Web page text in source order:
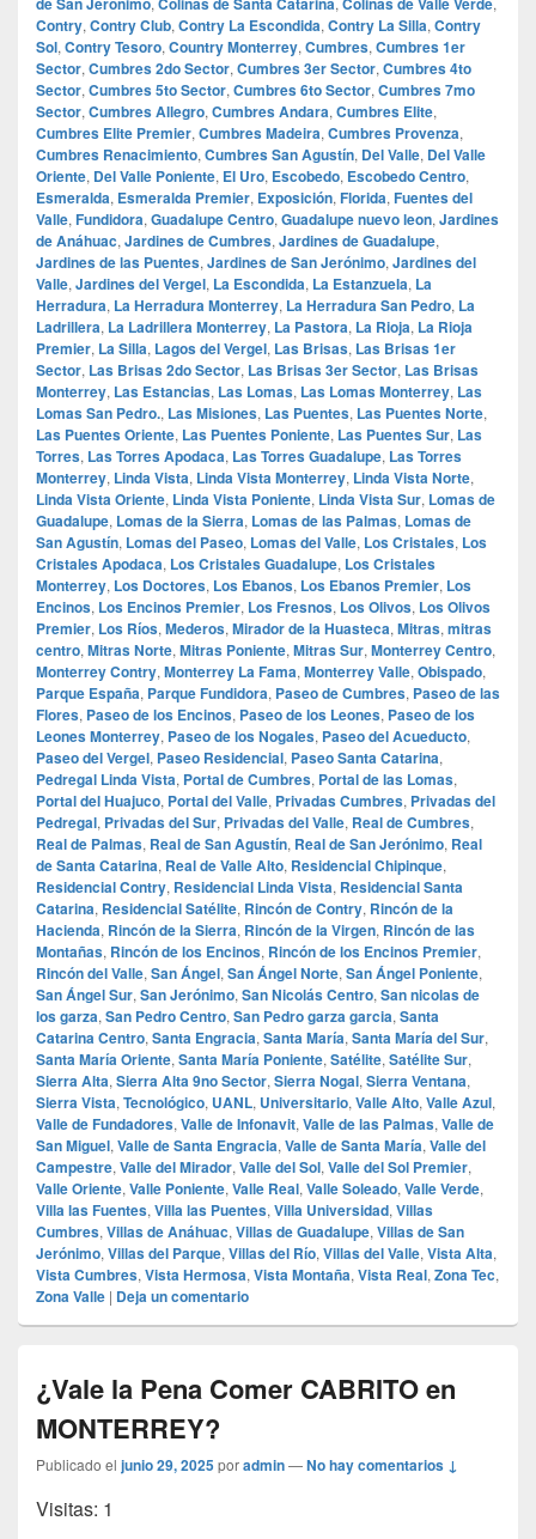
Contry, Contry Club, Contry La Escondida, Contry La Silla, Contry
Sol, Contry Tesoro, Country Monterrey, Cumbres, Cumbres 1er
Sector, Cumbres 2do Sector, Cumbres 3er Sector, Cumbres 4to
Sector, Cumbres 5to Sector, Cumbres 6to Sector, Cumbres 7mo
Sector, Cumbres Allegro, Cumbres Andara, Cumbres Elite,
Cumbres Elite Premier, Cumbres Madeira, Cumbres Provenza,
Cumbres Renacimiento, Cumbres San Agustín, Del Valle, Del Valle
Oriente, Del Valle Poniente, El Uro, Escobedo, Escobedo Centro,
Esmeralda, Esmeralda Premier, Exposición, Florida, Fuentes del
Valle, Fundidora, Guadalupe Centro, Guadalupe nuevo leon, Jardines
de Anáhuac, Jardines de Cumbres, Jardines de Guadalupe,
Jardines de las Puentes, Jardines de San Jerónimo, Jardines del
Valle, Jardines del Vergel, La Escondida, La Estanzuela, La
Herradura, La Herradura Monterrey, La Herradura San Pedro, La
Ladrillera, La Ladrillera Monterrey, La Pastora, La Rioja, La Rioja
Premier, La Silla, Lagos del Vergel, Las Brisas, Las Brisas 1er
Sector, Las Brisas 2do Sector, Las Brisas 3er Sector, Las Brisas
Monterrey, Las Estancias, Las Lomas, Las Lomas Monterrey, Las
Lomas San Pedro., Las Misiones, Las Puentes, Las Puentes Norte,
Las Puentes Oriente, Las Puentes Poniente, Las Puentes Sur, Las
Torres, Las Torres Apodaca, Las Torres Guadalupe, Las Torres
Monterrey, Linda Vista, Linda Vista Monterrey, Linda Vista Norte,
Linda Vista Oriente, Linda Vista Poniente, Linda Vista Sur, Lomas de
Guadalupe, Lomas de la Sierra, Lomas de las Palmas, Lomas de
San Agustín, Lomas del Paseo, Lomas del Valle, Los Cristales, Los
Cristales Apodaca, Los Cristales Guadalupe, Los Cristales
Monterrey, Los Doctores, Los Ebanos, Los Ebanos Premier, Los
Encinos, Los Encinos Premier, Los Fresnos, Los Olivos, Los Olivos
Premier, Los Ríos, Mederos, Mirador de la Huasteca, Mitras, mitras
centro, Mitras Norte, Mitras Poniente, Mitras Sur, Monterrey Centro,
Monterrey Contry, Monterrey La Fama, Monterrey Valle, Obispado,
Parque España, Parque Fundidora, Paseo de Cumbres, Paseo de las
Flores, Paseo de los Encinos, Paseo de los Leones, Paseo de los
Leones Monterrey, Paseo de los Nogales, Paseo del Acueducto,
Paseo del Vergel, Paseo Residencial, Paseo Santa Catarina,
Pedregal Linda Vista, Portal de Cumbres, Portal de las Lomas,
Portal del Huajuco, Portal del Valle, Privadas Cumbres, Privadas del
Pedregal, Privadas del Sur, Privadas del Valle, Real de Cumbres,
Real de Palmas, Real de San Agustín, Real de San Jerónimo, Real
de Santa Catarina, Real de Valle Alto, Residencial Chipinque,
Residencial Contry, Residencial Linda Vista, Residencial Santa
Catarina, Residencial Satélite, Rincón de Contry, Rincón de la
Hacienda, Rincón de la Sierra, Rincón de la Virgen, Rincón de las
Montañas, Rincón de los Encinos, Rincón de los Encinos Premier,
Rincón del Valle, San Ángel, San Ángel Norte, San Ángel Poniente,
San Ángel Sur, San Jerónimo, San Nicolás Centro, San nicolas de
los garza, San Pedro Centro, San Pedro garza garcia, Santa
Catarina Centro, Santa Engracia, Santa María, Santa María del Sur,
Santa María Oriente, Santa María Poniente, Satélite, Satélite Sur,
Sierra Alta, Sierra Alta 9no Sector, Sierra Nogal, Sierra Ventana,
Sierra Vista, Tecnológico, UANL, Universitario, Valle Alto, Valle Azul,
Valle de Fundadores, Valle de Infonavit, Valle de las Palmas, Valle de
San Miguel, Valle de Santa Engracia, Valle de Santa María, Valle del
Campestre, Valle del Mirador, Valle del Sol, Valle del Sol Premier,
Valle Oriente, Valle Poniente, Valle Real, Valle Soleado, Valle Verde,
Villa las Fuentes, Villa las Puentes, Villa Universidad, Villas
Cumbres, Villas de Anáhuac, Villas de Guadalupe, Villas de San
Jerónimo, Villas del Parque, Villas del Río, Villas del Valle, Vista Alta,
Vista Cumbres, Vista Hermosa, Vista Montaña, Vista Real, Zona Tec,
Zona Valle | Deja un comentario
¿Vale la Pena Comer CABRITO en
MONTERREY?
Publicado el junio 29, 2025poradmin—No hay comentarios ↓
Visitas: 1